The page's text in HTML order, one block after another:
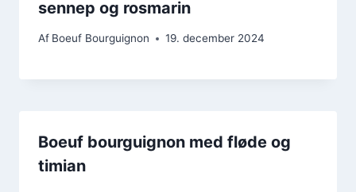
sennep og rosmarin
Af Boeuf Bourguignon 19. december 2024
Boeuf bourguignon med fløde og
timian